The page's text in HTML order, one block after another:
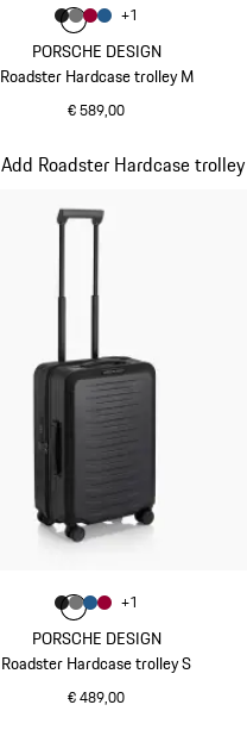
PORSCHE DESIGN
Roadster Hardcase trolley M
€ 589,00
Kleur
Kleurmatzwart
Kleur nardogrijs
Kleurkarmijnrood
Kleur
+1
PORSCHE DESIGN
Roadster Hardcase trolley S
€ 489,00
Add Roadster Hardcase
Kleur
Kleurmatzwart
Kleur nardogrijs
Kleurmatblauw
Kleur
+1